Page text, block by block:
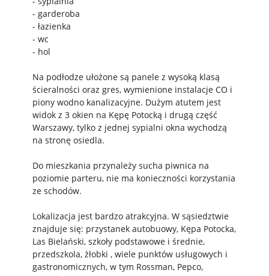
- garderoba
- łazienka
- wc
- hol
Na podłodze ułożone są panele z wysoką klasą
ścieralności oraz gres, wymienione instalacje CO i
piony wodno kanalizacyjne. Dużym atutem jest
widok z 3 okien na Kępę Potocką i drugą część
Warszawy, tylko z jednej sypialni okna wychodzą
na stronę osiedla.
Do mieszkania przynależy sucha piwnica na
poziomie parteru, nie ma konieczności korzystania
ze schodów.
Lokalizacja jest bardzo atrakcyjna. W sąsiedztwie
znajduje się: przystanek autobuowy, Kępa Potocka,
Las Bielański, szkoły podstawowe i średnie,
przedszkola, żłobki , wiele punktów usługowych i
gastronomicznych, w tym Rossman, Pepco,